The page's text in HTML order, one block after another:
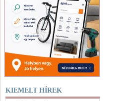
KIEMELT HÍREK